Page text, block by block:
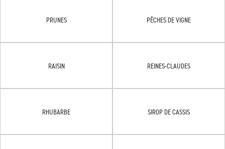
PRUNES PÊCHES DE VIGNE
RAISIN REINES-CLAUDES
RHUBARBE SIROP DE CASSIS